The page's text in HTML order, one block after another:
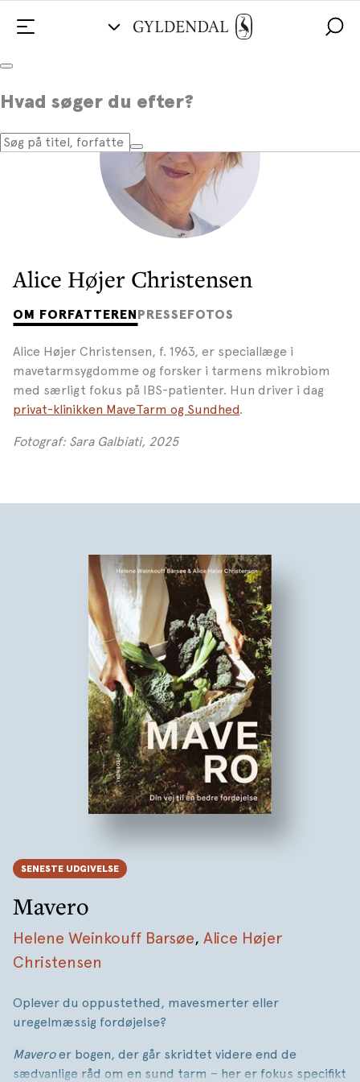
Hvad søger du efter?
Alice Højer Christensen
OM FORFATTERENPRESSEFOTOS
Alice Højer Christensen, f. 1963, er speciallæge i
mavetarmsygdomme og forsker i tarmens mikrobiom
med særligt fokus på IBS-patienter. Hun driver i dag
privat-klinikken MaveTarm og Sundhed.
Fotograf: Sara Galbiati, 2025
SENESTE UDGIVELSE
Mavero
Helene Weinkouff Barsøe, Alice Højer
Christensen
Oplever du oppustethed, mavesmerter eller
uregelmæssig fordøjelse?
Maveroer bogen, der går skridtet videre end de
sædvanlige råd om en sund tarm – her er fokus specifikt